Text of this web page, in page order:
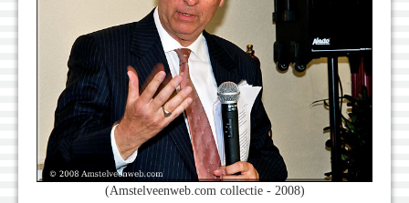
(Amstelveenweb.com collectie - 2008)